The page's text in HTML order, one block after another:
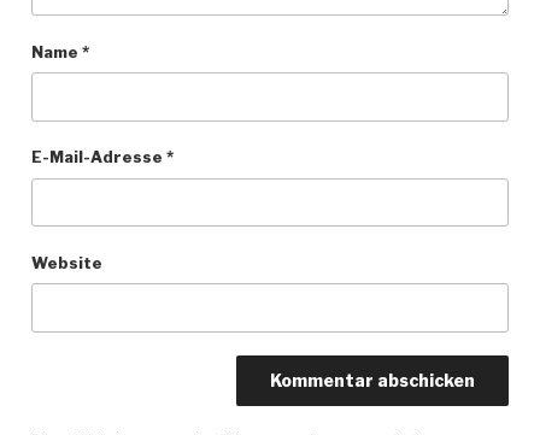
Name *
E-Mail-Adresse *
Website